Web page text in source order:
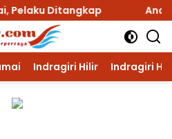
Anak
Indragiri Hilir Indragiri